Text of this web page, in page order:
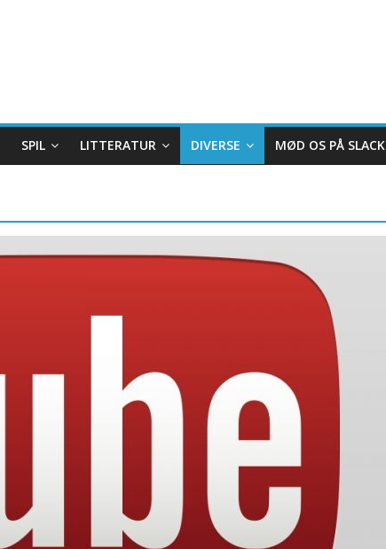
SPIL LITTERATUR DIVERSE MØD OS PÅ SLACK